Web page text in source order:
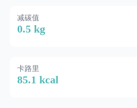
减碳值
0.5 kg
卡路里
85.1 kcal